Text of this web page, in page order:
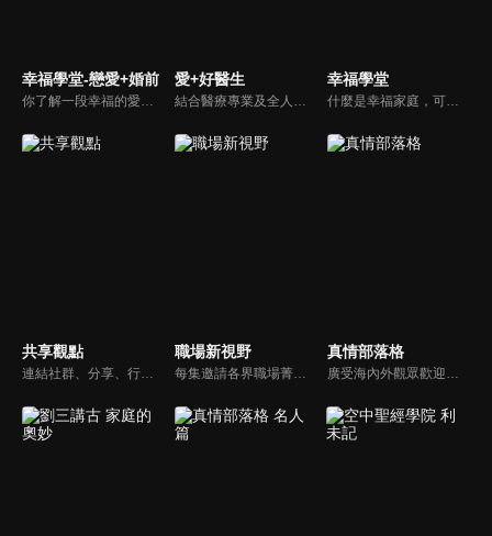
幸福學堂-戀愛+婚前
你了解一段幸福的愛情是如何發展出來的嗎？你對你心中那一個對象，到底是愛還是喜歡？難道喜歡跟愛差距很大嗎？讓我們的大師來消除你心中的疑惑。
愛+好醫生
結合醫療專業及全人關懷的新型態節目，主持人黃瑽寧醫師親訪家庭，跨領域醫療顧問團全方位檢視，提供最完整、實用和正確的資訊來守護孩子的健康。
幸福學堂
什麼是幸福家庭，可能很多人會覺得「幸福家庭」是天方夜譚，在這一集當中，簡老師要告訴您，如何跨越婚姻的顛簸之路，建立幸福家庭，且根據他多年輔導經驗，歸類出幸福家庭的特質，讓幸福家庭不是再是虛假的口號，而是能夠真實落實在生活當中。
共享觀點
連結社群、分享、行動的特色，運用講道學的架構，談論包含基要真理、生活話題及神學裝備三大面向主題。身為第六代基督徒，從小在教會中長大的周巽正，與第一代基督徒的廖文華，背景及生活經歷都不同，在節目中以輕鬆對談的方式，貢獻出不同角度的觀點。
職場新視野
每集邀請各界職場菁英分享心路歷程與觀點，喬美倫老師也透過主題性的真理論述，幫助你我走入合神心意的職場文化。
真情部落格
廣受海內外觀眾歡迎的真情部落格，是以見證故事為主軸的訪談節目，由知名主播夏嘉璐主持，莊信德牧師、黃國倫牧師回應，來賓在節目中自在的暢談自己的生命歷程，這些最真實的生命見證也幫助許多人走出低谷。